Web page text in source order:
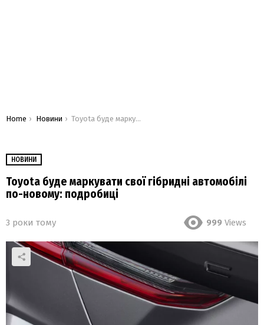
You are here:
Home Новини Toyota буде маркувати свої гібридні автомобілі по-новому: подробиці
НОВИНИ
Toyota буде маркувати свої гібридні автомобілі
по-новому: подробиці
3 роки тому 999 Views